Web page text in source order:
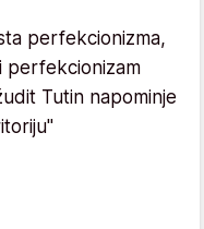
perfekcionizma,
perfekcionizam
Tutin napominje